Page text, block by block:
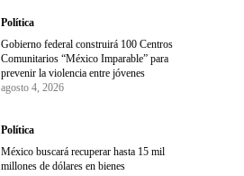
Política
Gobierno federal construirá 100 Centros
Comunitarios “México Imparable” para
prevenir la violencia entre jóvenes
agosto 4, 2026
Política
México buscará recuperar hasta 15 mil
millones de dólares en bienes